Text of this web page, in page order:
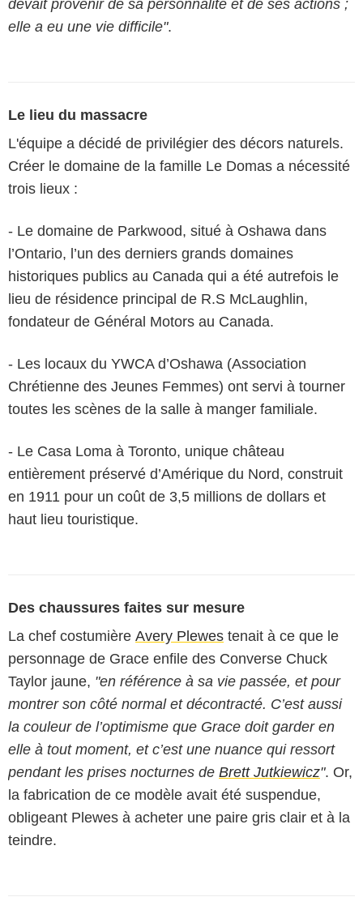
devait provenir de sa personnalité et de ses actions ;
elle a eu une vie difficile".
Le lieu du massacre
L'équipe a décidé de privilégier des décors naturels.
Créer le domaine de la famille Le Domas a nécessité
trois lieux :
- Le domaine de Parkwood, situé à Oshawa dans
l’Ontario, l’un des derniers grands domaines
historiques publics au Canada qui a été autrefois le
lieu de résidence principal de R.S McLaughlin,
fondateur de Général Motors au Canada.
- Les locaux du YWCA d’Oshawa (Association
Chrétienne des Jeunes Femmes) ont servi à tourner
toutes les scènes de la salle à manger familiale.
- Le Casa Loma à Toronto, unique château
entièrement préservé d’Amérique du Nord, construit
en 1911 pour un coût de 3,5 millions de dollars et
haut lieu touristique.
Des chaussures faites sur mesure
La chef costumière Avery Plewes tenait à ce que le
personnage de Grace enfile des Converse Chuck
Taylor jaune, "en référence à sa vie passée, et pour
montrer son côté normal et décontracté. C’est aussi
la couleur de l’optimisme que Grace doit garder en
elle à tout moment, et c’est une nuance qui ressort
pendant les prises nocturnes de Brett Jutkiewicz". Or,
la fabrication de ce modèle avait été suspendue,
obligeant Plewes à acheter une paire gris clair et à la
teindre.